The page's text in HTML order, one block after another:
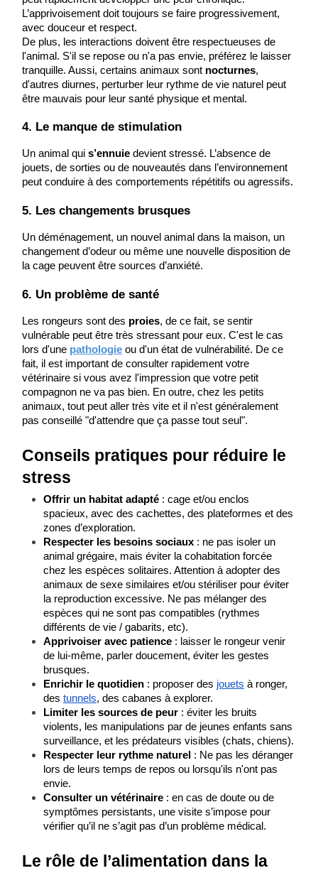
L’apprivoisement doit toujours se faire progressivement,
avec douceur et respect.
De plus, les interactions doivent être respectueuses de
l'animal. S'il se repose ou n'a pas envie, préférez le laisser
tranquille. Aussi, certains animaux sont nocturnes,
d'autres diurnes, perturber leur rythme de vie naturel peut
être mauvais pour leur santé physique et mental.
4. Le manque de stimulation
Un animal qui s’ennuie devient stressé. L’absence de
jouets, de sorties ou de nouveautés dans l’environnement
peut conduire à des comportements répétitifs ou agressifs.
5. Les changements brusques
Un déménagement, un nouvel animal dans la maison, un
changement d’odeur ou même une nouvelle disposition de
la cage peuvent être sources d’anxiété.
6. Un problème de santé
Les rongeurs sont des proies, de ce fait, se sentir
vulnérable peut être très stressant pour eux. C'est le cas
lors d'une pathologie ou d'un état de vulnérabilité. De ce
fait, il est important de consulter rapidement votre
vétérinaire si vous avez l'impression que votre petit
compagnon ne va pas bien. En outre, chez les petits
animaux, tout peut aller très vite et il n'est généralement
pas conseillé "d'attendre que ça passe tout seul".
Conseils pratiques pour réduire le
stress
Offrir un habitat adapté : cage et/ou enclos
spacieux, avec des cachettes, des plateformes et des
zones d’exploration.
Respecter les besoins sociaux : ne pas isoler un
animal grégaire, mais éviter la cohabitation forcée
chez les espèces solitaires. Attention à adopter des
animaux de sexe similaires et/ou stériliser pour éviter
la reproduction excessive. Ne pas mélanger des
espèces qui ne sont pas compatibles (rythmes
différents de vie / gabarits, etc).
Apprivoiser avec patience : laisser le rongeur venir
de lui-même, parler doucement, éviter les gestes
brusques.
Enrichir le quotidien : proposer des jouets à ronger,
des tunnels, des cabanes à explorer.
Limiter les sources de peur : éviter les bruits
violents, les manipulations par de jeunes enfants sans
surveillance, et les prédateurs visibles (chats, chiens).
Respecter leur rythme naturel : Ne pas les déranger
lors de leurs temps de repos ou lorsqu'ils n'ont pas
envie.
Consulter un vétérinaire : en cas de doute ou de
symptômes persistants, une visite s’impose pour
vérifier qu’il ne s’agit pas d’un problème médical.
Le rôle de l’alimentation dans la